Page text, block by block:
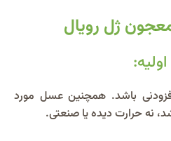
ژل رویال
باشد. همچنین عسل مورد
نه حرارت‌ دیده یا صنعتی.